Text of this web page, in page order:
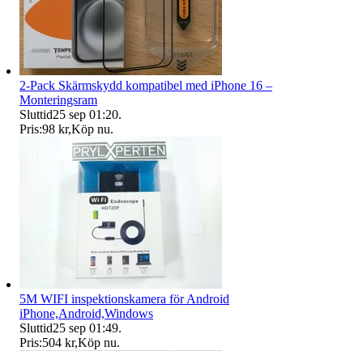
2-Pack Skärmskydd kompatibel med iPhone 16 –
Monteringsram
Sluttid25 sep 01:20.
Pris:98 kr,Köp nu.
5M WIFI inspektionskamera för Android
iPhone,Android,Windows
Sluttid25 sep 01:49.
Pris:504 kr,Köp nu.